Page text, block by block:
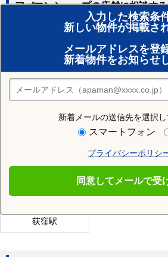
入力した検索条
新しい物件が掲載さ
メールアドレスを登
新着物件をお知らせ
新着メールの送信先を選択
スマートフォン
プライバシーポリシ
同意してメールで受
アパマンショップの店舗に相談する
賃貸のプロがお部屋探し！
おまかせ物件リクエスト
住みたい街の店舗を探す
店舗検索
高円寺駅
高井戸駅 久我山駅
荻窪駅